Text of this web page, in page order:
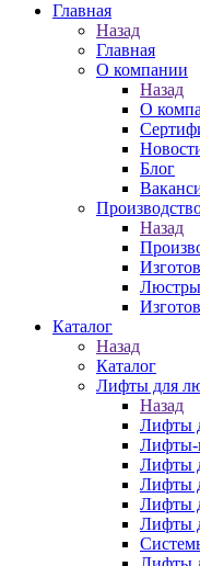
Главная
Назад
Главная
О компании
Назад
О
Блог
Назад
Люстры
Каталог
Назад
Каталог
Лифты для
Назад
Лифты
Лифты-
Лифты
Лифты
Лифты
Лифты